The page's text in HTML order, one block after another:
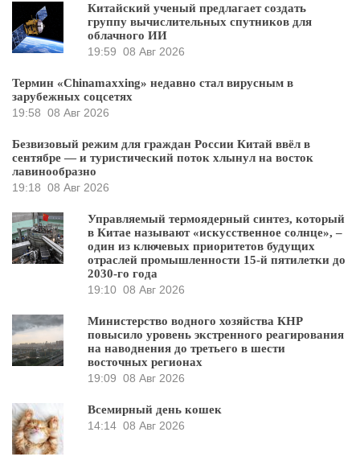
Китайский ученый предлагает создать
группу вычислительных спутников для
облачного ИИ
19:59 08 Авг 2026
Термин «Chinamaxxing» недавно стал вирусным в
зарубежных соцсетях
19:58 08 Авг 2026
Безвизовый режим для граждан России Китай ввёл в
сентябре — и туристический поток хлынул на восток
лавинообразно
19:18 08 Авг 2026
Управляемый термоядерный синтез, который
в Китае называют «искусственное солнце», –
один из ключевых приоритетов будущих
отраслей промышленности 15-й пятилетки до
2030-го года
19:10 08 Авг 2026
Министерство водного хозяйства КНР
повысило уровень экстренного реагирования
на наводнения до третьего в шести
восточных регионах
19:09 08 Авг 2026
Всемирный день кошек
14:14 08 Авг 2026